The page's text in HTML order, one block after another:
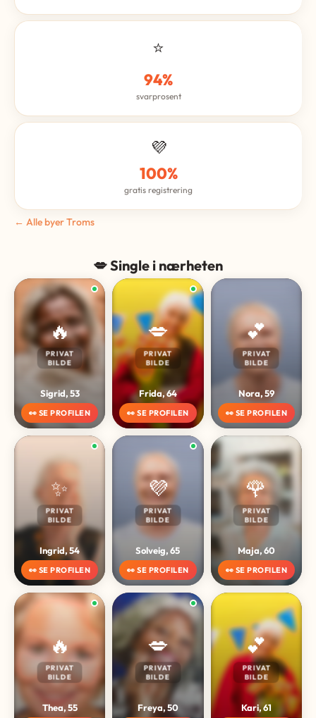
⭐
94%
svarprosent
💜
100%
gratis registrering
← Alle byer Troms
💋 Single i nærheten
🔥
PRIVAT
BILDE
Sigrid, 53
👀 SE PROFILEN
💋
PRIVAT
BILDE
Frida, 64
👀 SE PROFILEN
💕
PRIVAT
BILDE
Nora, 59
👀 SE PROFILEN
✨
PRIVAT
BILDE
Ingrid, 54
👀 SE PROFILEN
💜
PRIVAT
BILDE
Solveig, 65
👀 SE PROFILEN
🌹
PRIVAT
BILDE
Maja, 60
👀 SE PROFILEN
🔥
PRIVAT
BILDE
Thea, 55
💋
PRIVAT
BILDE
Freya, 50
💕
PRIVAT
BILDE
Kari, 61